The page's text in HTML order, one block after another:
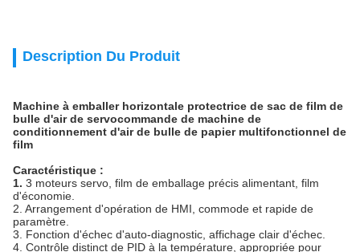
Description Du Produit
Machine à emballer horizontale protectrice de sac de film de
bulle d'air de servocommande de machine de
conditionnement d'air de bulle de papier multifonctionnel de
film
Caractéristique :
1. 3 moteurs servo, film de emballage précis alimentant, film
d'économie.
2. Arrangement d'opération de HMI, commode et rapide de
paramètre.
3. Fonction d'échec d'auto-diagnostic, affichage clair d'échec.
4. Contrôle distinct de PID à la température, appropriée pour